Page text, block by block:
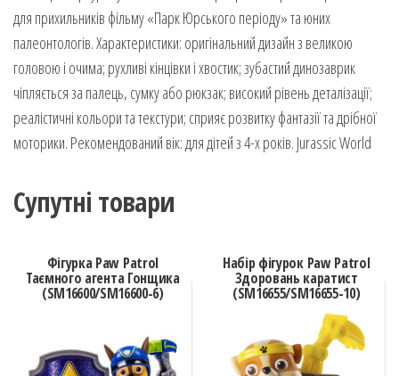
для прихильників фільму «Парк Юрського періоду» та юних
палеонтологів. Характеристики: оригінальний дизайн з великою
головою і очима; рухливі кінцівки і хвостик; зубастий динозаврик
чіпляється за палець, сумку або рюкзак; високий рівень деталізації;
реалістичні кольори та текстури; сприяє розвитку фантазії та дрібної
моторики. Рекомендований вік: для дітей з 4-х років. Jurassic World
Супутні товари
Фігурка Paw Patrol
Таємного агента Гонщика
(SM16600/SM16600-6)
Набір фігурок Paw Patrol
Здоровань каратист
(SM16655/SM16655-10)